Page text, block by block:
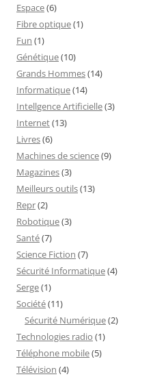
Espace(6)
Fibre optique(1)
Fun (1)
Génétique(10)
Grands Hommes(14)
Informatique(14)
Intellgence Artificielle(3)
Internet(13)
Livres(6)
Machines de science(9)
Magazines(3)
Meilleurs outils(13)
Repr(2)
Robotique(3)
Santé(7)
Science Fiction (7)
Sécurité Informatique(4)
Serge(1)
Société(11)
Sécurité Numérique(2)
Technologies radio (1)
Téléphone mobile(5)
Télévision (4)